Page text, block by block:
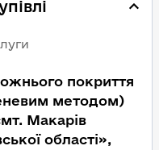
покриття
методом)
Макарів
області»,